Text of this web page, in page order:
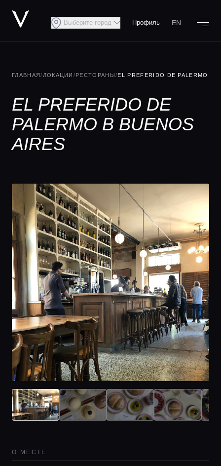
Выберите город Профиль EN
ГЛАВНАЯ/ ЛОКАЦИИ /РЕСТОРАНЫ/EL PREFERIDO DE PALERMO
EL PREFERIDO DE
PALERMO В BUENOS
AIRES
О МЕСТЕ